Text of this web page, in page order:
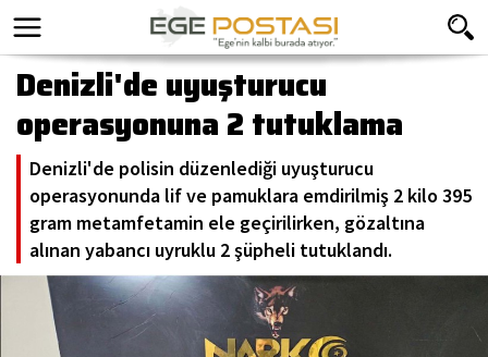
Denizli'de uyuşturucu
operasyonuna 2 tutuklama
Denizli'de polisin düzenlediği uyuşturucu
operasyonunda lif ve pamuklara emdirilmiş 2 kilo 395
gram metamfetamin ele geçirilirken, gözaltına
alınan yabancı uyruklu 2 şüpheli tutuklandı.